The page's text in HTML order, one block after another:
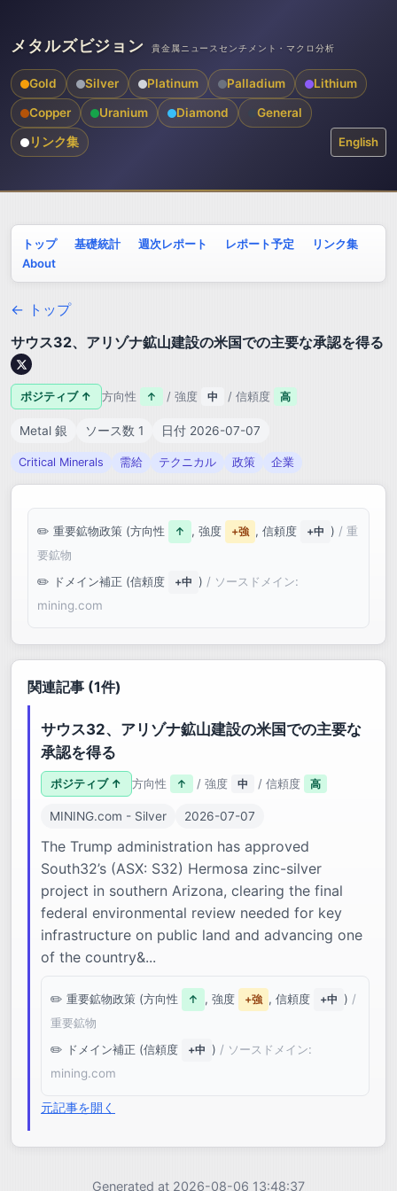
メタルズビジョン 貴金属ニュースセンチメント・マクロ分析
Gold Silver Platinum Palladium Lithium
Copper Uranium Diamond General
リンク集 English
トップ 基礎統計 週次レポート レポート予定
リンク集
About
← トップ
サウス32、アリゾナ鉱山建設の米国での主要な承認を得る
ポジティブ ↑ 方向性 ↑ / 強度 中 / 信頼度 高
Metal 銀 ソース数 1 日付 2026-07-07
Critical Minerals 需給 テクニカル 政策 企業
重要鉱物政策 (方向性 ↑ , 強度 +強 , 信頼度 +中 ) / 重
要鉱物
ドメイン補正 (信頼度
+中 ) / ソースドメイン:
mining.com
関連記事 (1件)
サウス32、アリゾナ鉱山建設の米国での主要な
承認を得る
ポジティブ ↑ 方向性 ↑ / 強度 中 / 信頼度 高
MINING.com - Silver 2026-07-07
The Trump administration has approved
South32’s (ASX: S32) Hermosa zinc-silver
project in southern Arizona, clearing the final
federal environmental review needed for key
infrastructure on public land and advancing one
of the country&...
重要鉱物政策 (方向性 ↑ , 強度 +強 , 信頼度 +中 ) /
重要鉱物
ドメイン補正 (信頼度
+中 ) / ソースドメイン:
mining.com
元記事を開く
Generated at 2026-08-06 13:48:37